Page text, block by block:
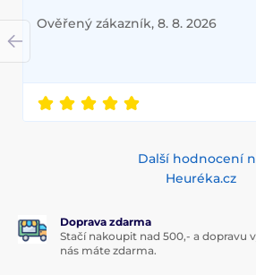
Ověřený zákazník, 8. 8. 2026
Další hodnocení
Heuréka.cz
Doprava zdarma
Stačí nakoupit nad 500,- a dopravu
nás máte zdarma.